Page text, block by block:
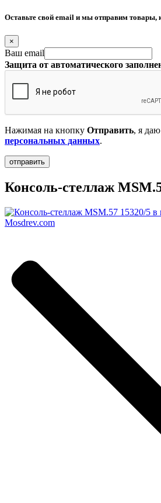
Оставьте свой email и мы отправим товары,
×
Ваш email
Защита от автоматического
Нажимая на кнопку Отправить, я
персональных данных.
Консоль-стеллаж